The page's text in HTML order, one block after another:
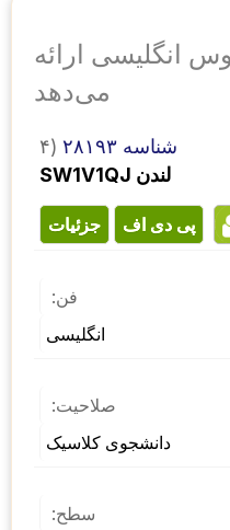
انگلیسی ارائه
می‌دهد
۴)
شناسه ۲۸۱۹۳
SW1V1QJ لندن
جزئیات پی دی اف
فن:
انگلیسی
صلاحیت:
دانشجوی کلاسیک
سطح: